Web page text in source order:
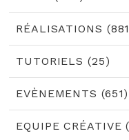
RÉALISATIONS
TUTORIELS (25)
EVÈNEMENTS (651)
EQUIPE CRÉATIVE